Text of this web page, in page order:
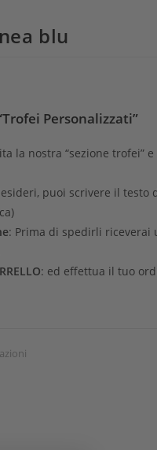
blu
Personalizzati”
la nostra “sezione trofei”
puoi scrivere il testo
: Prima di spedirli riceverai
: ed effettua il tuo